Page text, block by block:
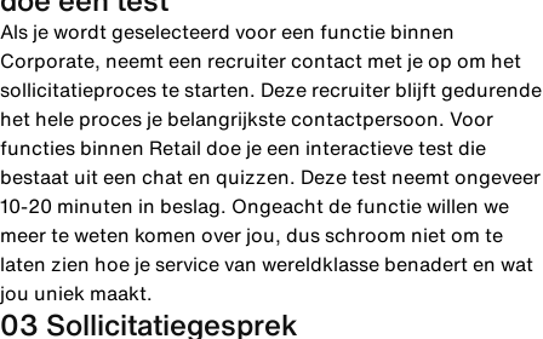
Als je wordt geselecteerd voor een functie binnen
Corporate, neemt een recruiter contact met je op om het
sollicitatieproces te starten. Deze recruiter blijft gedurende
het hele proces je belangrijkste contactpersoon. Voor
functies binnen Retail doe je een interactieve test die
bestaat uit een chat en quizzen. Deze test neemt ongeveer
10-20 minuten in beslag. Ongeacht de functie willen we
meer te weten komen over jou, dus schroom niet om te
laten zien hoe je service van wereldklasse benadert en wat
jou uniek maakt.
03 Sollicitatiegesprek